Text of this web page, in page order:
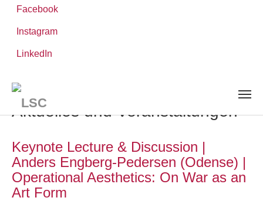
Facebook
Instagram
LinkedIn
Leibniz-WissenschaftsCampus
Aktuelles und Veranstaltungen
Keynote Lecture & Discussion |
Anders Engberg-Pedersen (Odense) |
Operational Aesthetics: On War as an
Art Form